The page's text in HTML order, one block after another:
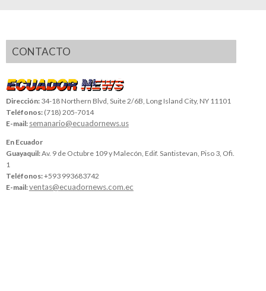
CONTACTO
Dirección: 34-18 Northern Blvd, Suite 2/6B, Long Island City, NY 11101
Teléfonos: (718) 205-7014
E-mail: semanario@ecuadornews.us
En Ecuador
Guayaquil:Av. 9 de Octubre 109 y Malecón, Edif. Santistevan, Piso 3, Ofi.
1
Teléfonos:+593 993683742
E-mail:ventas@ecuadornews.com.ec